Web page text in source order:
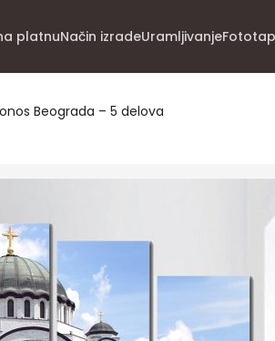
platnuNačin izradeUramljivanje
Beograda – 5 delova